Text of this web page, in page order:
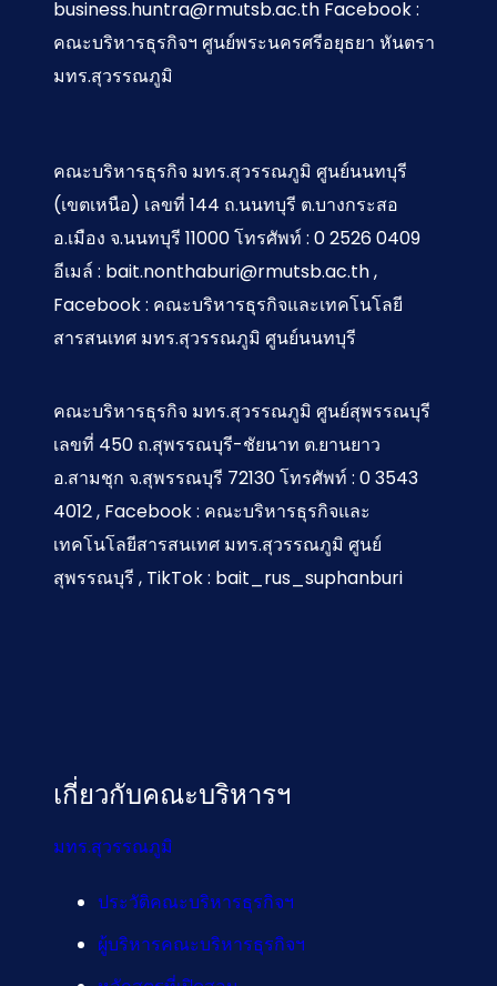
business.huntra@rmutsb.ac.th Facebook :
คณะบริหารธุรกิจฯ ศูนย์พระนครศรีอยุธยา หันตรา
มทร.สุวรรณภูมิ
คณะบริหารธุรกิจ มทร.สุวรรณภูมิ ศูนย์นนทบุรี
(เขตเหนือ) เลขที่ 144 ถ.นนทบุรี ต.บางกระสอ
อ.เมือง จ.นนทบุรี 11000 โทรศัพท์ : 0 2526 0409
อีเมล์ : bait.nonthaburi@rmutsb.ac.th ,
Facebook : คณะบริหารธุรกิจและเทคโนโลยี
สารสนเทศ มทร.สุวรรณภูมิ ศูนย์นนทบุรี
คณะบริหารธุรกิจ มทร.สุวรรณภูมิ ศูนย์สุพรรณบุรี
เลขที่ 450 ถ.สุพรรณบุรี-ชัยนาท ต.ยานยาว
อ.สามชุก จ.สุพรรณบุรี 72130 โทรศัพท์ : 0 3543
4012 , Facebook : คณะบริหารธุรกิจและ
เทคโนโลยีสารสนเทศ มทร.สุวรรณภูมิ ศูนย์
สุพรรณบุรี , TikTok : bait_rus_suphanburi
เกี่ยวกับคณะบริหารฯ
มทร.สุวรรณภูมิ
ประวัติคณะบริหารธุรกิจฯ
ผู้บริหารคณะบริหารธุรกิจฯ